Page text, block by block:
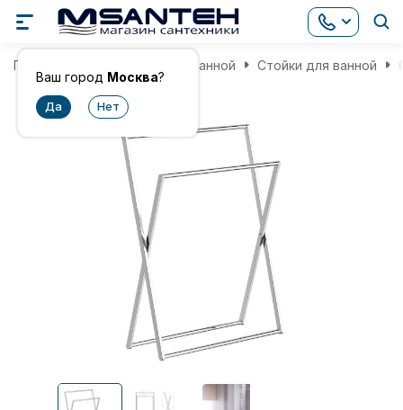
Ваш город Москва?
Главная Аксессуары для ванной Стойки для ванной